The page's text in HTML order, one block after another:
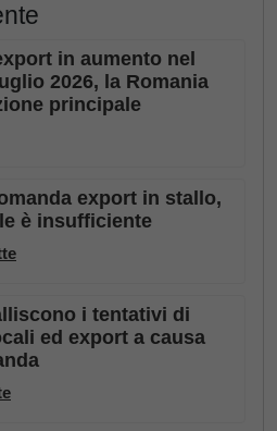
in aumento nel
2026, la Romania
principale
export in stallo,
è insufficiente
i tentativi di
ed export a causa